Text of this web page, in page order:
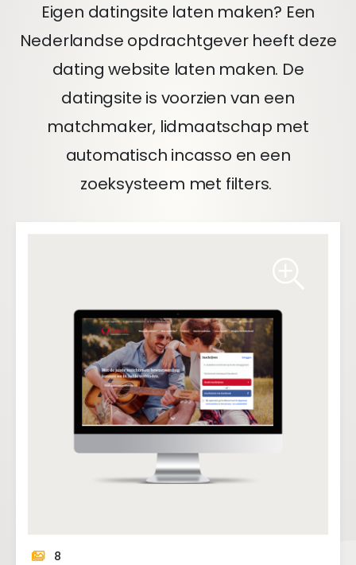
Eigen datingsite laten maken? Een
Nederlandse opdrachtgever heeft deze
dating website laten maken. De
datingsite is voorzien van een
matchmaker, lidmaatschap met
automatisch incasso en een
zoeksysteem met filters.
8